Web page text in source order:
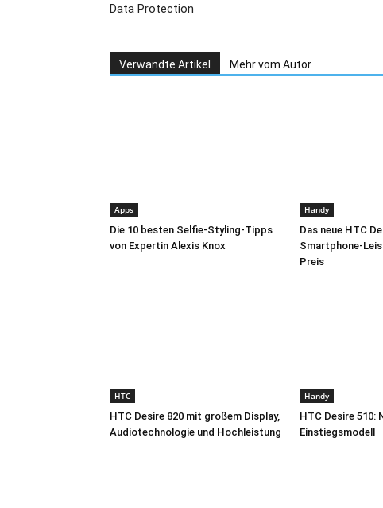
Data Protection
Verwandte Artikel Mehr vom Autor
Apps
Die 10 besten Selfie-Styling-Tipps
von Expertin Alexis Knox
Handy
Das neue HTC
Smartphone-
Preis
HTC
HTC Desire 820 mit großem Display,
Audiotechnologie und Hochleistung
Handy
HTC Desire 510:
Einstiegsmodell